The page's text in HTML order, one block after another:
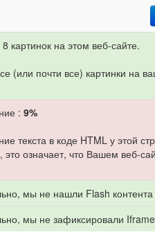
картинок на этом веб-сайте.
(или почти все) картинки на
: 9%
текста в коде HTML у этой
это означает, что Вашем веб-
мы не нашли Flash
мы не зафиксировали